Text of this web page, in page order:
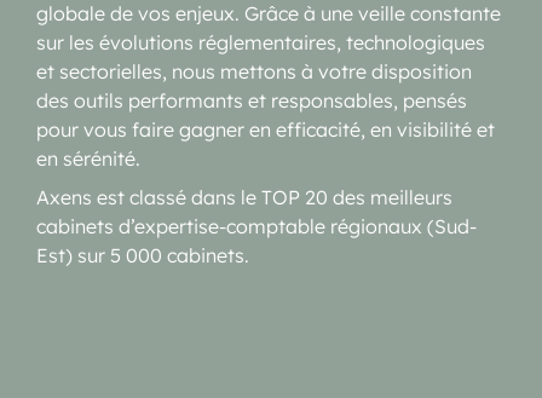
globale de vos enjeux. Grâce à une veille constante
sur les évolutions réglementaires, technologiques
et sectorielles, nous mettons à votre disposition
des outils performants et responsables, pensés
pour vous faire gagner en efficacité, en visibilité et
en sérénité.
Axens est classé dans le TOP 20 des meilleurs
cabinets d’expertise-comptable régionaux (Sud-
Est) sur 5 000 cabinets.